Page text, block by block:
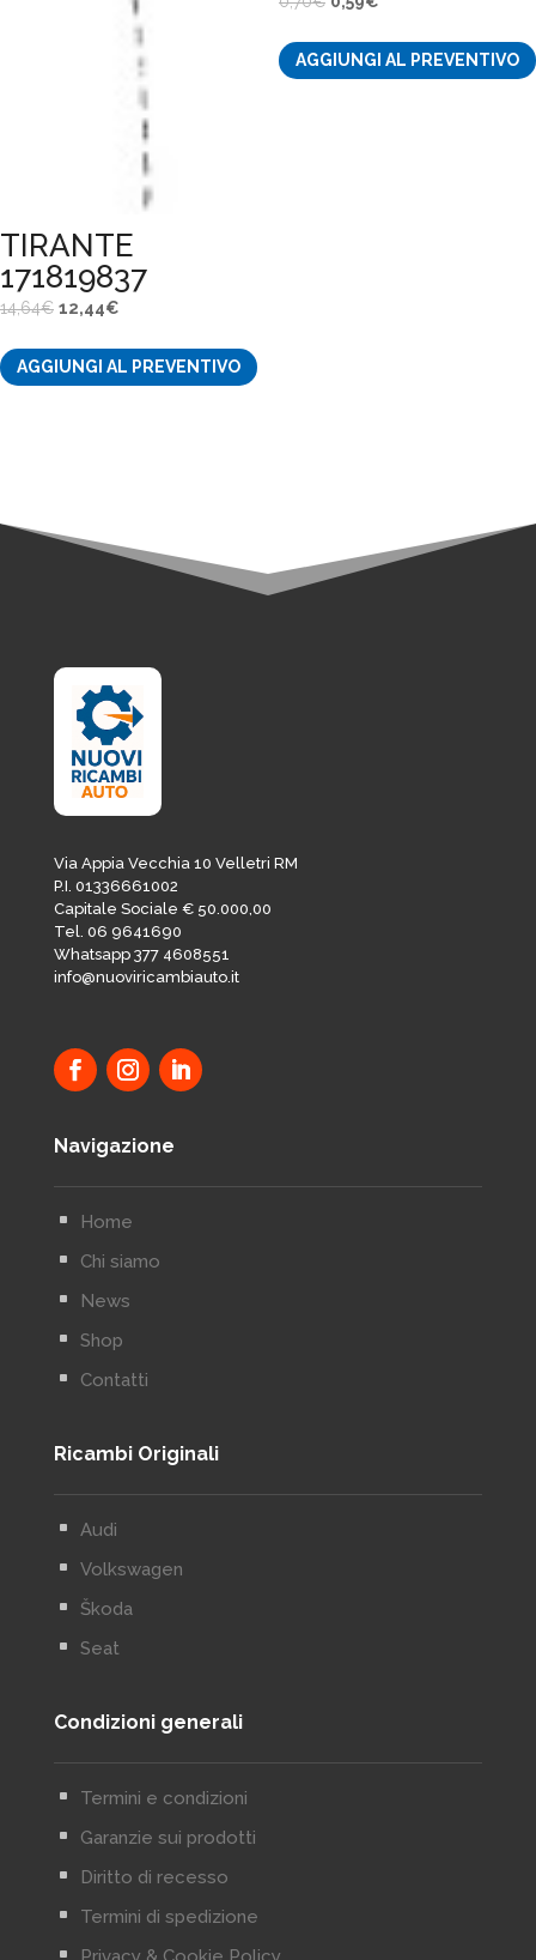
TIRANTE
171819837
14,64€ Il
originale
12,44€
attuale
AGGIUNGI AL PREVENTIVO
originaleattuale
AGGIUNGI AL PREVENTIVO
Via Appia Vecchia 10 Velletri RM
P.I. 01336661002
Capitale Sociale € 50.000,00
Tel. 06 9641690
Whatsapp 377 4608551
info@nuoviricambiauto.it
Navigazione
^ Home
^ Chi siamo
^ News
^ Shop
^ Contatti
Ricambi Originali
^ Audi
^ Volkswagen
^ Škoda
^ Seat
Condizioni generali
^ Termini e condizioni
^ Garanzie sui prodotti
^ Diritto di recesso
^ Termini di spedizione
^